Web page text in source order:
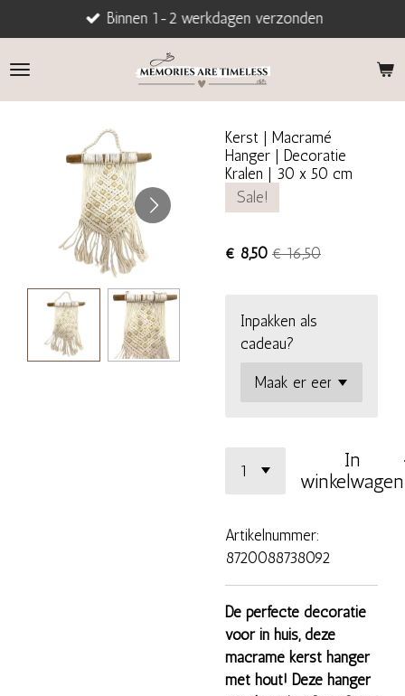
direct
naar
Binnen 1-2 werkdagen verzonden
Kerst | Macramé
Hanger | Decoratie
Kralen | 30 x 50 cm
Sale!
€ 8,50 € 16,50
Inpakken als
cadeau?
In
winkelwagen
Artikelnummer:
8720088738092
De perfecte decoratie
voor in huis, deze
macramé kerst hanger
met hout! Deze hanger